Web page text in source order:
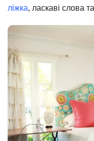
ліжка, ласкаві слова